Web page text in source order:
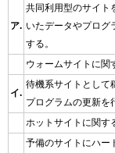
ア.
共同利用型のサイト
いたデータやプログ
する。
ウォームサイトに関
イ.
待機系サイトとして
プログラムの更新を
ホットサイトに関す
予備のサイトにハー